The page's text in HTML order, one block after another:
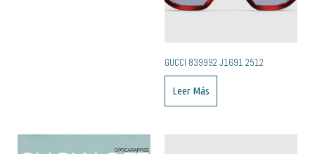
GUCCI ‎839992 J1691 2512
Leer Más